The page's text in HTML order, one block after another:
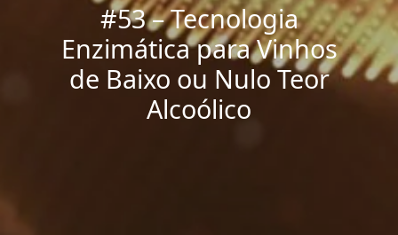
#53 – Tecnologia
Enzimática para Vinhos
de Baixo ou Nulo Teor
Alcoólico